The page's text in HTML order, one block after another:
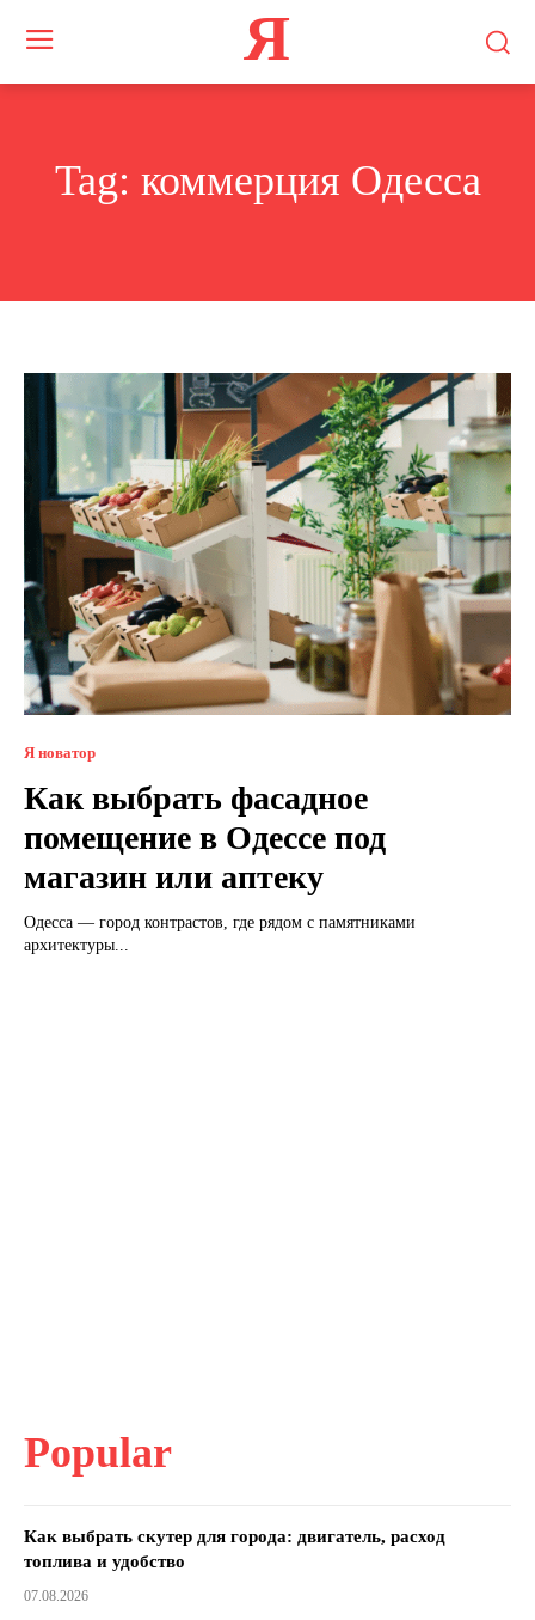
Я
Tag: коммерция Одесса
Я новатор
Как выбрать фасадное
помещение в Одессе под
магазин или аптеку
Одесса — город контрастов, где рядом с памятниками
архитектуры...
Popular
Как выбрать скутер для города: двигатель, расход
топлива и удобство
07.08.2026